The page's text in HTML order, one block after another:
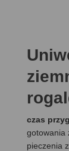
czas
gotowania
pieczenia